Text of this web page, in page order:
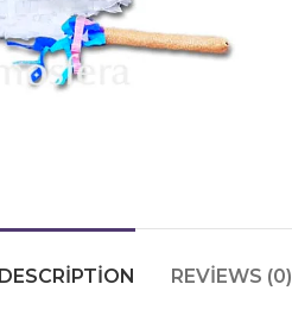
DESCRIPTION REVIEWS (0)